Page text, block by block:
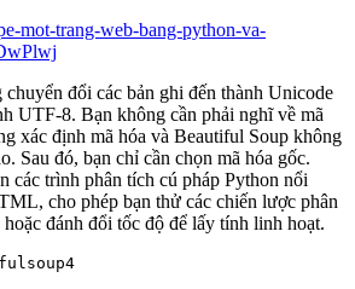
mot-trang-web-bang-python-va-
đổi các bản ghi đến thành Unicode
UTF-8. Bạn không cần phải nghĩ về mã
xác định mã hóa và Beautiful Soup không
Sau đó, bạn chỉ cần chọn mã hóa gốc.
các trình phân tích cú pháp Python nổi
cho phép bạn thử các chiến lược phân
đánh đổi tốc độ để lấy tính linh hoạt.